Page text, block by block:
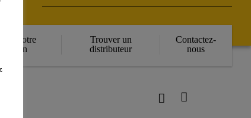
votre
Trouver un
distributeur
Contactez-
nous